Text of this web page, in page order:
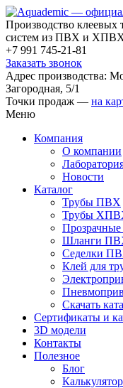
Производство клеевых
систем из ПВХ и
+7 991 745-21-81
Заказать звонок
Адрес производства:
Загородная, 5/1
Точки продаж — на
Меню
Компания
О компании
Новости
Каталог
Трубы ПВХ
Трубы
Шланги
Седелки
Клей для
Скачать
Сертификаты и
3D модели
Контакты
Полезное
Блог